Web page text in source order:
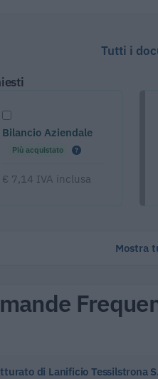
Tutti i
Bilancio Aziendale
Più acquistato
€ 7,14 IVA inclusa
Mostra
di Lanificio Tessilstrona